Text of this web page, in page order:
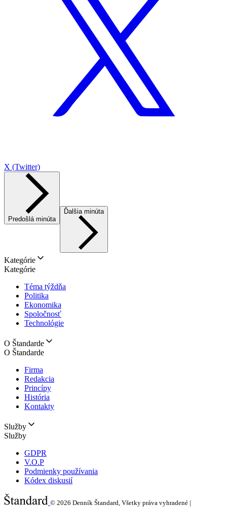
X (Twitter)
Predošlá minúta
Ďalšia minúta
Kategórie
Kategórie
Téma týždňa
Politika
Ekonomika
Spoločnosť
Technológie
O Štandarde
O Štandarde
Firma
Redakcia
Princípy
História
Kontakty
Služby
Služby
GDPR
V.O.P
Podmienky používania
Kódex diskusií
© 2026 Denník Štandard, Všetky práva vyhradené |